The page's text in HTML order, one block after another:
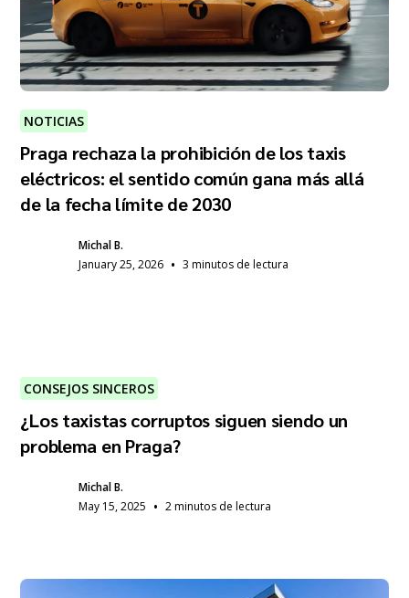
NOTICIAS
Praga rechaza la prohibición de los taxis
eléctricos: el sentido común gana más allá
de la fecha límite de 2030
Michal B.
January 25, 2026 • 3 minutos de lectura
CONSEJOS SINCEROS
¿Los taxistas corruptos siguen siendo un
problema en Praga?
Michal B.
May 15, 2025 • 2 minutos de lectura